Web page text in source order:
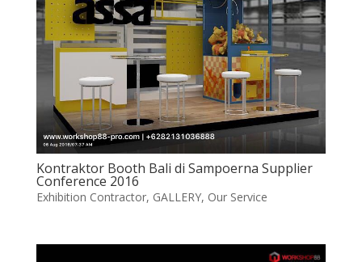
Kontraktor Booth Bali di Sampoerna Supplier
Conference 2016
Exhibition Contractor, GALLERY, Our Service